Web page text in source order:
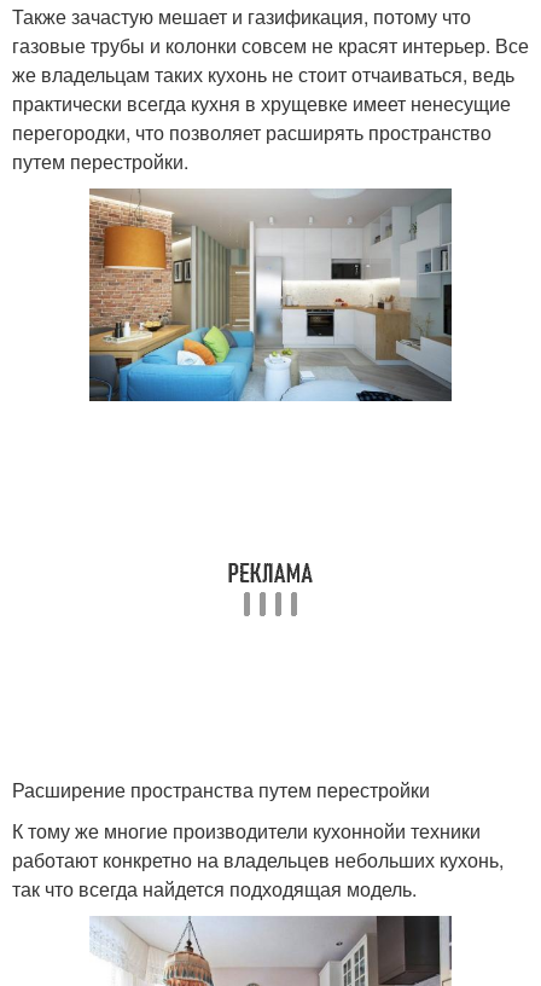
Также зачастую мешает и газификация, потому что
газовые трубы и колонки совсем не красят интерьер. Все
же владельцам таких кухонь не стоит отчаиваться, ведь
практически всегда кухня в хрущевке имеет ненесущие
перегородки, что позволяет расширять пространство
путем перестройки.
Расширение пространства путем перестройки
К тому же многие производители кухоннойи техники
работают конкретно на владельцев небольших кухонь,
так что всегда найдется подходящая модель.